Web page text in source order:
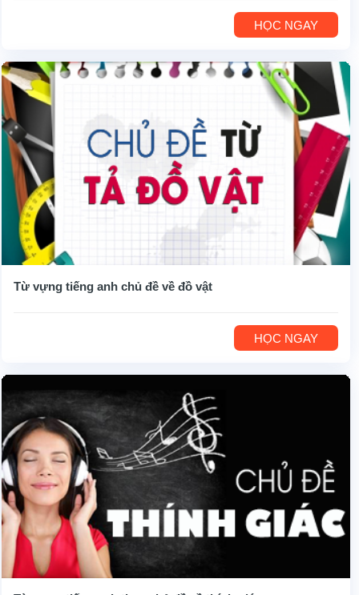
HỌC NGAY
Từ vựng tiếng anh chủ đề về đồ vật
HỌC NGAY